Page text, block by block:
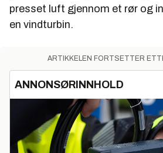
presset luft gjennom et rør og
en vindturbin.
ARTIKKELEN FORTSETTER
ANNONSØRINNHOLD